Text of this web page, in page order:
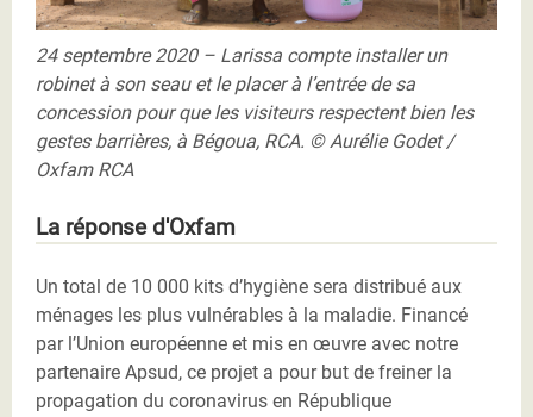
24 septembre 2020 – Larissa compte installer un
robinet à son seau et le placer à l’entrée de sa
concession pour que les visiteurs respectent bien les
gestes barrières, à Bégoua, RCA. © Aurélie Godet /
Oxfam RCA
La réponse d'Oxfam
Un total de 10 000 kits d’hygiène sera distribué aux
ménages les plus vulnérables à la maladie. Financé
par l’Union européenne et mis en œuvre avec notre
partenaire Apsud, ce projet a pour but de freiner la
propagation du coronavirus en République